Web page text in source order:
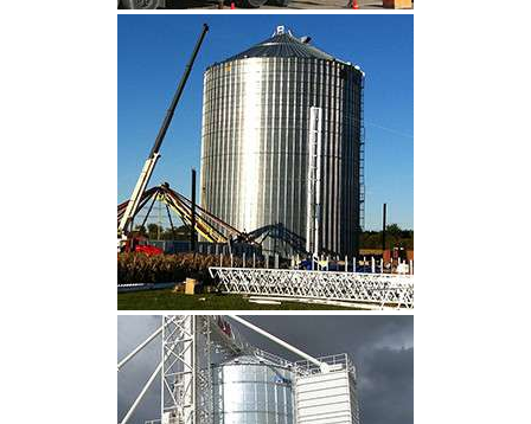
CLIQUEZ POUR AGRANDIR
CLIQUEZ POUR AGRANDIR